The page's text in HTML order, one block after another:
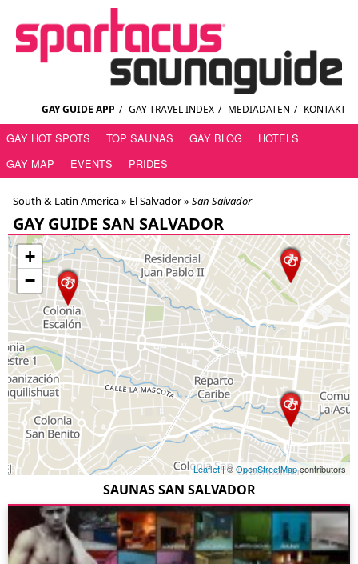
GAY GUIDE APP / GAY TRAVEL INDEX / MEDIADATEN / KONTAKT
GAY HOT SPOTS TOP SAUNAS GAY BLOG
HOTELS
GAY MAP
EVENTS PRIDES
South & Latin America » El Salvador» San Salvador
GAY GUIDE SAN SALVADOR
+
−
Leaflet| ©OpenStreetMapcontributors
SAUNAS SAN SALVADOR